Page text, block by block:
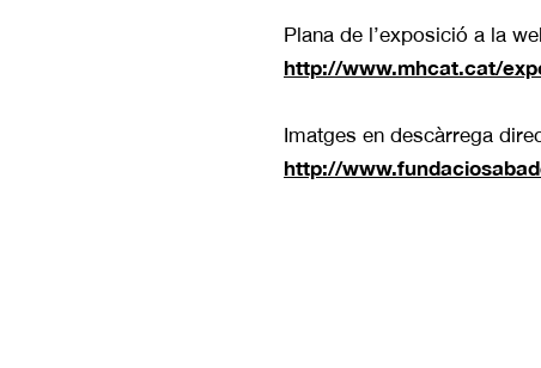
Plana de l’exposició a la
http://www.mhcat.cat/
Imatges en descàrrega
http://